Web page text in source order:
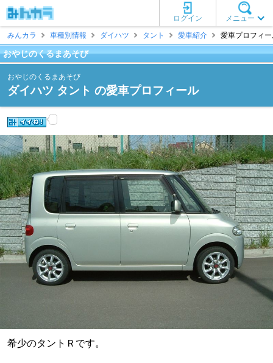
メニュー
ログイン
みんカラ
車種別情報 ダイハツ タント 愛車紹介 愛車プロフィ
おやじのくるまあそび
おやじのくるまあそび
ダイハツ タント の愛車プロフィール
希少のタントＲです。